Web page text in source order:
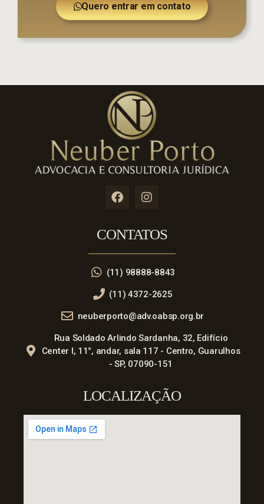
Quero entrar em contato
CONTATOS
(11) 98888-8843
(11) 4372-2625
neuberporto@adv.oabsp.org.br
Rua Soldado Arlindo Sardanha, 32, Edifício
Center I, 11°, andar, sala 117 - Centro, Guarulhos
- SP, 07090-151
LOCALIZAÇÃO